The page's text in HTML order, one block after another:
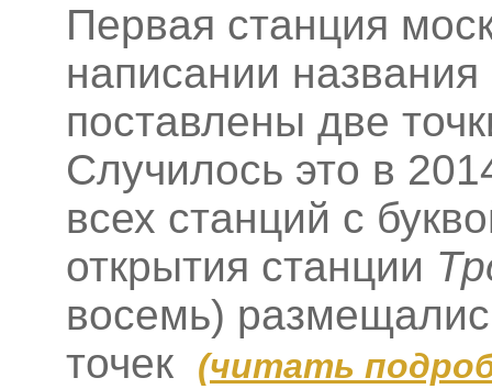
Первая станция
написании
поставлены две
Случилось это в
всех станций с
открытия станции
восемь)
точек
(читать